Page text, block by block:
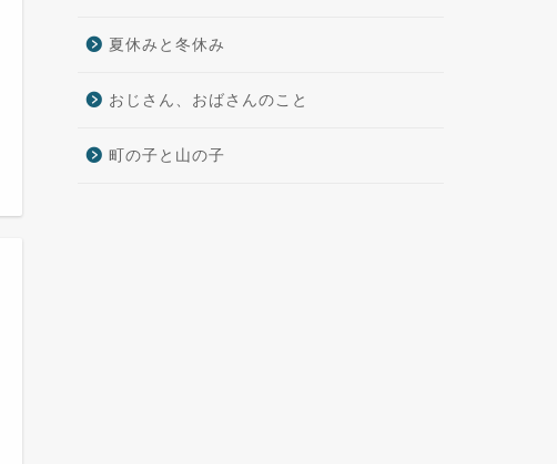
夏休みと冬休み
おじさん、おばさんのこと
町の子と山の子